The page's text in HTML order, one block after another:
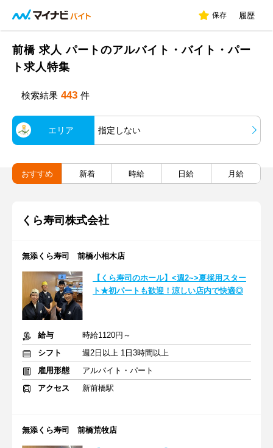
保存 履歴
前橋 求人 パートのアルバイト・バイト・パー
ト求人特集
検索結果 443 件
エリア 指定しない
おすすめ 新着 時給 日給 月給
くら寿司株式会社
無添くら寿司 前橋小相木店
【くら寿司のホール】<週2~>夏採用スター
ト★初パートも歓迎！涼しい店内で快適◎
給与
時給1120円～
シフト
週2日以上 1日3時間以上
雇用形態
アルバイト・パート
アクセス
新前橋駅
無添くら寿司 前橋荒牧店